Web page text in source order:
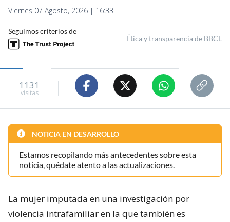
Viernes 07 Agosto, 2026 | 16:33
Seguimos criterios de
Ética y transparencia de BBCL
1131
visitas
NOTICIA EN DESARROLLO
Estamos recopilando más antecedentes sobre esta
noticia, quédate atento a las actualizaciones.
La mujer imputada en una investigación por
violencia intrafamiliar en la que también es